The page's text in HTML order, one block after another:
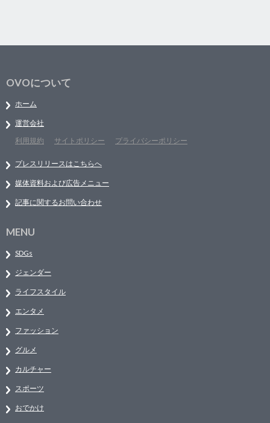
OVOについて
ホーム
運営会社
利用規約
サイトポリシー プライバシーポリシー
プレスリリースはこちらへ
媒体資料および広告メニュー
記事に関するお問い合わせ
MENU
SDGs
ジェンダー
ライフスタイル
エンタメ
ファッション
グルメ
カルチャー
スポーツ
おでかけ